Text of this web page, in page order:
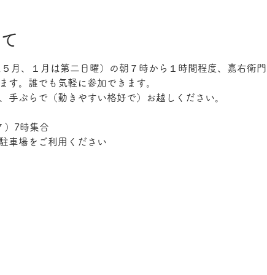
月、１月は第二日曜）の朝７時から１時間程度、嘉右衛門
す。誰でも気軽に参加できます。
手ぶらで（動きやすい格好で）お越しください。
）7時集合
車場をご利用ください